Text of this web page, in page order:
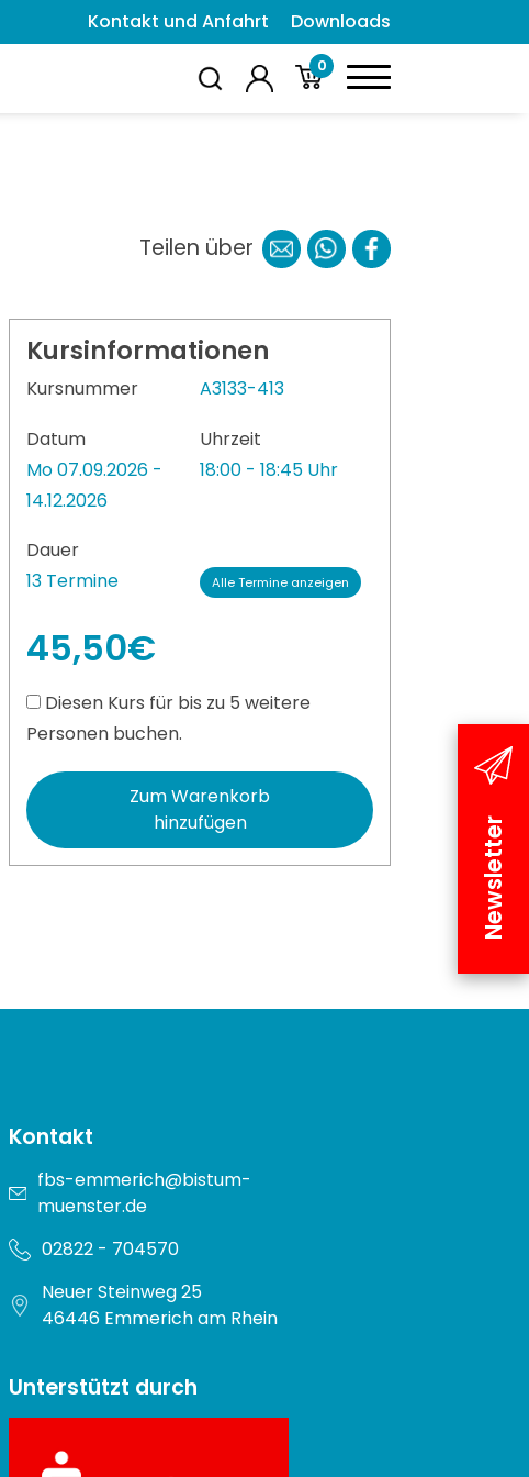
Newsletter
Kontakt und Anfahrt Downloads
0
Teilen über
Kursinformationen
Kursnummer
A3133-413
Datum
Mo 07.09.2026 -
14.12.2026
Uhrzeit
18:00 - 18:45 Uhr
Dauer
13 Termine
Alle Termine anzeigen
45,50€
Diesen Kurs für bis zu 5 weitere
Personen buchen.
Zum Warenkorb
hinzufügen
Kontakt
fbs-emmerich@bistum-
muenster.de
02822 - 704570
Neuer Steinweg 25
46446 Emmerich am Rhein
Unterstützt durch